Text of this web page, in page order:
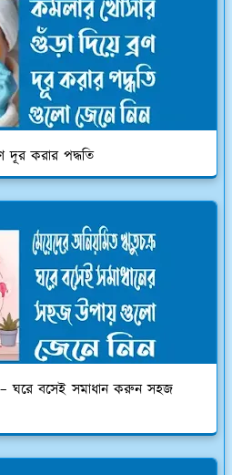
দূর করার পদ্ধতি
ঘরে বসেই সমাধান করুন সহজ